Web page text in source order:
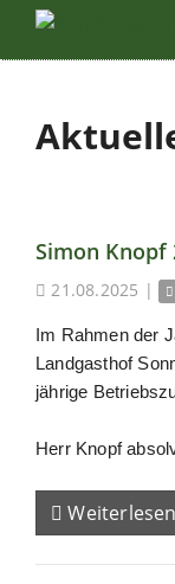
Simon Knopf
21.08.2025 |
Im Rahmen der
Landgasthof
jährige
Herr Knopf
Weiterlesen